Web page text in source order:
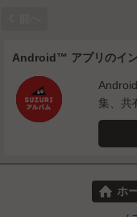
Android™ アプリのイ
集、共
⌂ ホ